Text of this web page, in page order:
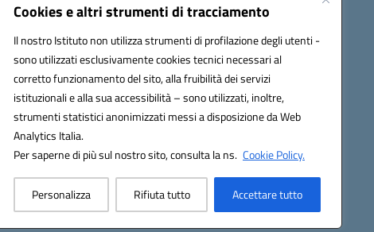
Cookies e altri strumenti di tracciamento
Il nostro Istituto non utilizza strumenti di profilazione degli utenti -
sono utilizzati esclusivamente cookies tecnici necessari al
corretto funzionamento del sito, alla fruibilità dei servizi
istituzionali e alla sua accessibilità – sono utilizzati, inoltre,
strumenti statistici anonimizzati messi a disposizione da Web
Analytics Italia.
Per saperne di più sul nostro sito, consulta la ns. Cookie Policy.
Personalizza Rifiuta tutto Accettare tutto